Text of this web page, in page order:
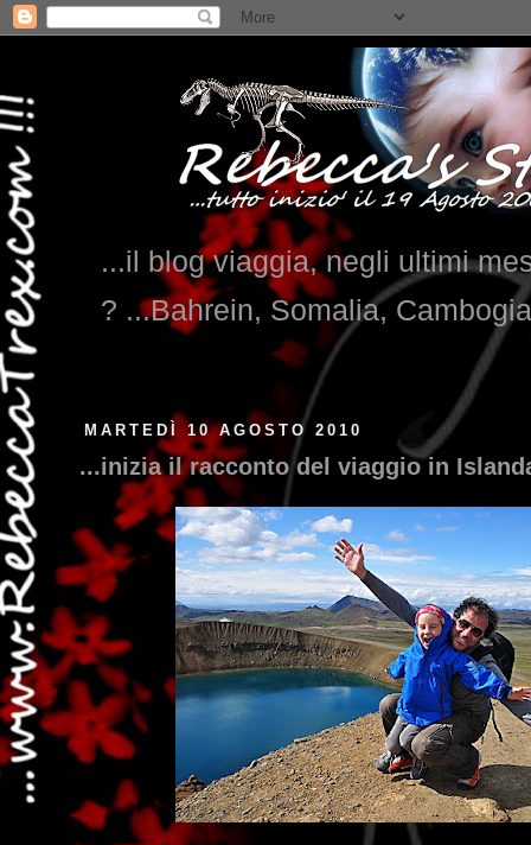
...il blog viaggia, negli ultimi
? ...Bahrein, Somalia,
MARTEDÌ 10 AGOSTO 2010
...inizia il racconto del viaggio in